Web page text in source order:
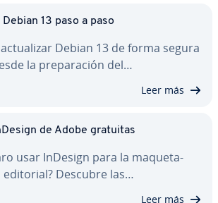
13 paso a paso
Debian 13 de forma segura
la pre­pa­ra­ción del…
Leer más
de Adobe gratuitas
usar InDesign para la ma­que­ta­
editorial? Descubre las…
Leer más